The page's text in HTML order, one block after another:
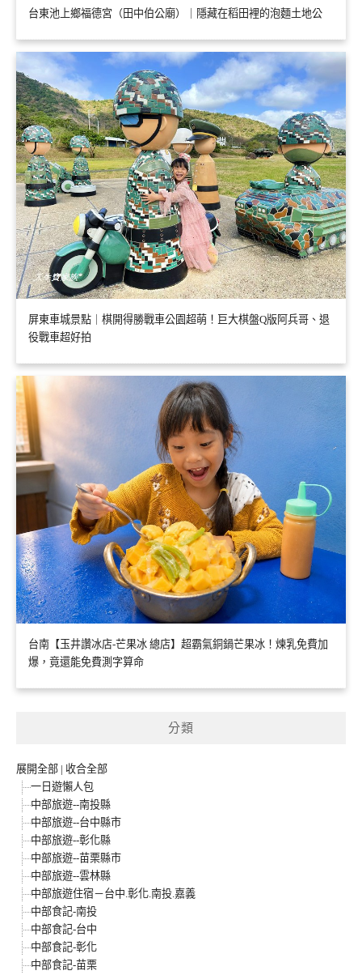
台東池上鄉福德宮（田中伯公廟）｜隱藏在稻田裡的泡麵土地公
屏東車城景點｜棋開得勝戰車公園超萌！巨大棋盤Q版阿兵哥、退
役戰車超好拍
台南【玉井讚冰店-芒果冰 總店】超霸氣銅鍋芒果冰！煉乳免費加
爆，竟還能免費測字算命
分類
展開全部 | 收合全部
一日遊懶人包
中部旅遊--南投縣
中部旅遊--台中縣市
中部旅遊--彰化縣
中部旅遊--苗栗縣市
中部旅遊--雲林縣
中部旅遊住宿－台中.彰化.南投.嘉義
中部食記-南投
中部食記-台中
中部食記-彰化
中部食記-苗栗